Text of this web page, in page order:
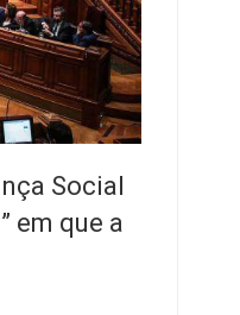
Social
em que a